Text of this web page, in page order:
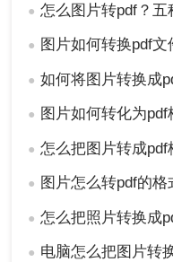
● 怎么图片转pdf？五种免费
● 图片如何转换pdf文件？
● 如何将图片转换成pdf
● 图片如何转化为pdf
● 怎么把图片转成pdf格
● 图片怎么转pdf的格
● 怎么把照片转换成
● 电脑怎么把图片转换